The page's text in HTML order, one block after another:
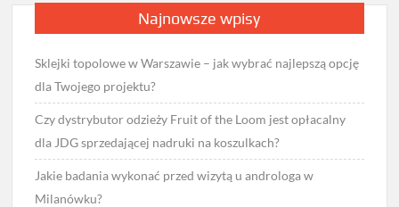
Najnowsze wpisy
Sklejki topolowe w Warszawie – jak wybrać najlepszą opcję
dla Twojego projektu?
Czy dystrybutor odzieży Fruit of the Loom jest opłacalny
dla JDG sprzedającej nadruki na koszulkach?
Jakie badania wykonać przed wizytą u androloga w
Milanówku?